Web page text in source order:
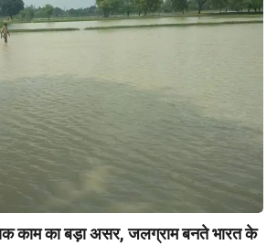
काम का बड़ा असर, जलग्राम बनते भारत के